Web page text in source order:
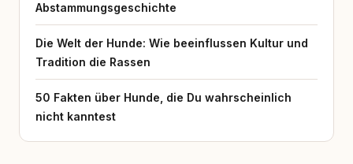
Abstammungsgeschichte
Die Welt der Hunde: Wie beeinflussen Kultur und
Tradition die Rassen
50 Fakten über Hunde, die Du wahrscheinlich
nicht kanntest